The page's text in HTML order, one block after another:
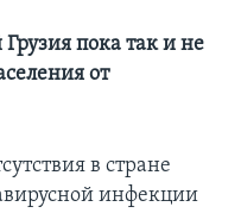
пока так и не
от
в стране
инфекции